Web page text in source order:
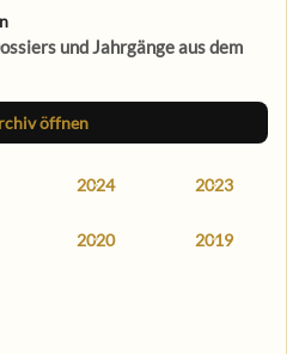
und Jahrgänge aus dem
öffnen
2024 2023
2020 2019